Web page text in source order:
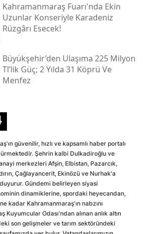
Kahramanmaraş Fuarı'nda Ekin
Uzunlar Konseriyle Karadeniz
Rüzgârı Esecek!
Büyükşehir’den Ulaşıma 225 Milyon
Tl’lik Güç; 2 Yılda 31 Köprü Ve
Menfez
güvenilir, hızlı ve kapsamlı haber portalı
Şehrin kalbi Dulkadiroğlu ve
merkezleri Afşin, Elbistan, Pazarcık,
Çağlayancerit, Ekinözü ve Nurhak'a
Gündemi belirleyen siyasi
dinamiklerine, spordaki heyecandan,
kadar Kahramanmaraş'ın nabzını
Kuyumcular Odası'ndan alınan anlık altın
son gelişmeler ve tarım sektöründeki